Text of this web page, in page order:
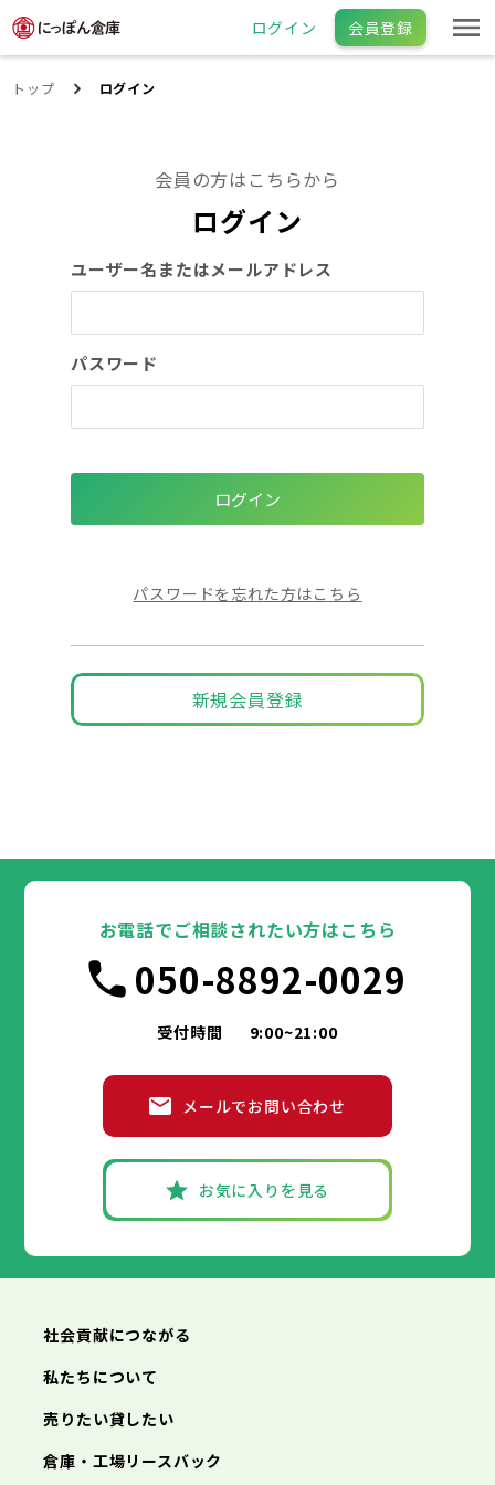
ログイン 会員登録
トップ ログイン
会員の方はこちらから
ログイン
ユーザー名またはメールアドレス
パスワード
パスワードを忘れた方はこちら
新規会員登録
お電話でご相談されたい方はこちら
050-8892-0029
受付時間 9:00~21:00
メールでお問い合わせ
お気に入りを見る
社会貢献につながる
私たちについて
売りたい貸したい
倉庫・工場リースバック